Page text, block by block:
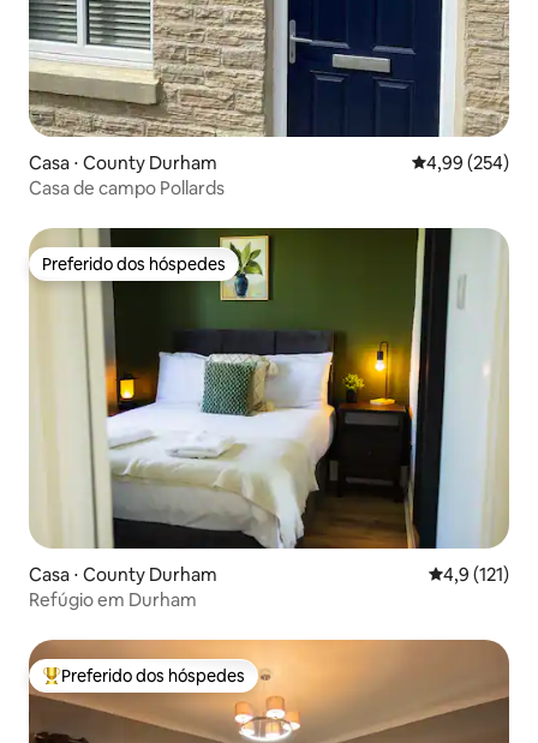
Casa ⋅ County Durham 4,99 de uma
4,99 (254)
Casa de campo Pollards
Preferido dos hóspedes
Preferido dos hóspedes
Casa ⋅ County Durham 4,9 de uma
4,9 (121)
Refúgio em Durham
Entre os melhores preferidos dos hóspedes
Preferido dos hóspedes